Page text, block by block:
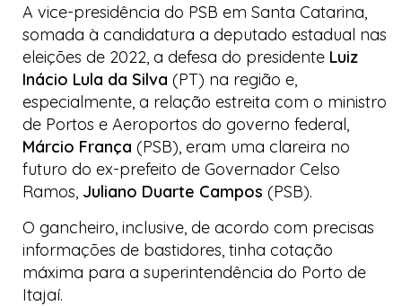
A vice-presidência do PSB em Santa Catarina,
somada à candidatura a deputado estadual nas
eleições de 2022, a defesa do presidente Luiz
Inácio Lula da Silva (PT) na região e,
especialmente, a relação estreita com o ministro
de Portos e Aeroportos do governo federal,
Márcio França (PSB), eram uma clareira no
futuro do ex-prefeito de Governador Celso
Ramos, Juliano Duarte Campos (PSB).
O gancheiro, inclusive, de acordo com precisas
informações de bastidores, tinha cotação
máxima para a superintendência do Porto de
Itajaí.